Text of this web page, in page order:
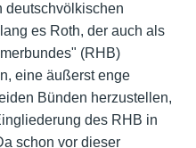
deutschvölkischen
es Roth, der auch als
(RHB)
eine äußerst enge
Bünden herzustellen,
des RHB in
schon vor dieser